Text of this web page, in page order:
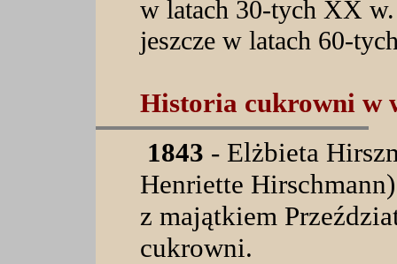
w latach 30-tych XX
jeszcze w latach 60-
Historia cukrowni w
1843 - Elżbieta
Henriette
z majątkiem
cukrowni.